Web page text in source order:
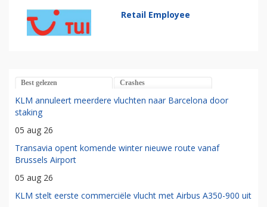
Retail Employee
Best gelezen Crashes
KLM annuleert meerdere vluchten naar Barcelona door
staking
05 aug 26
Transavia opent komende winter nieuwe route vanaf
Brussels Airport
05 aug 26
KLM stelt eerste commerciële vlucht met Airbus A350-900 uit